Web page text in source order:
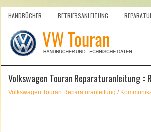
HANDBÜCHER BETRIEBSANLEITUNG
Volkswagen Touran Reparaturanleitung ::
Volkswagen Touran Reparaturanleitung /